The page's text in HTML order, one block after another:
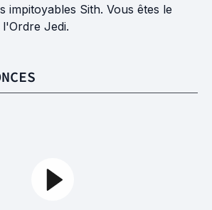
impitoyables Sith. Vous êtes le
Jedi.